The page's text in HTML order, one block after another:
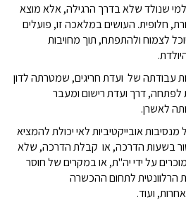
למי שנולד שלא בדרך הרגילה, אלא מוצא
חלופית. העושים במלאכה זו, פועלים
לצמוח ולהתפתח, תוך מחויבות
עבודתה של ועדת חריגים, שמטרתה לדון
לפתחה, דרך ועדת רישום ומעבר
לאשרן.
אובייקטיביות לאי יכולת להמציא
בשעות הדרכה, או קבלת הדרכה, שלא
על ידי יה"ת, או במקרים של חוסר
הרלוונטית לתחום ההכשרה
ועוד.